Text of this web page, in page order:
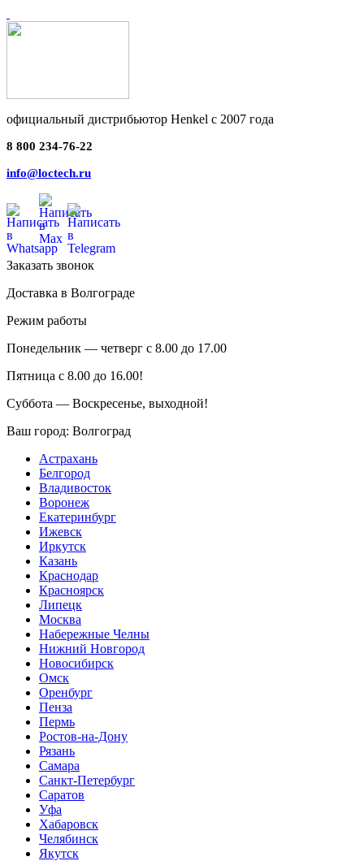
официальный дистрибьютор Henkel с 2007 года
8 800 234-76-22
info@loctech.ru
Заказать звонок
Доставка в Волгограде
Режим работы
Понедельник — четверг с 8.00 до 17.00
Пятница с 8.00 до 16.00!
Суббота — Воскресенье, выходной!
Ваш город: Волгоград
Астрахань
Белгород
Владивосток
Воронеж
Екатеринбург
Ижевск
Иркутск
Казань
Краснодар
Красноярск
Липецк
Москва
Набережные Челны
Нижний Новгород
Новосибирск
Омск
Оренбург
Пенза
Пермь
Ростов-на-Дону
Рязань
Самара
Санкт-Петербург
Саратов
Уфа
Хабаровск
Челябинск
Якутск